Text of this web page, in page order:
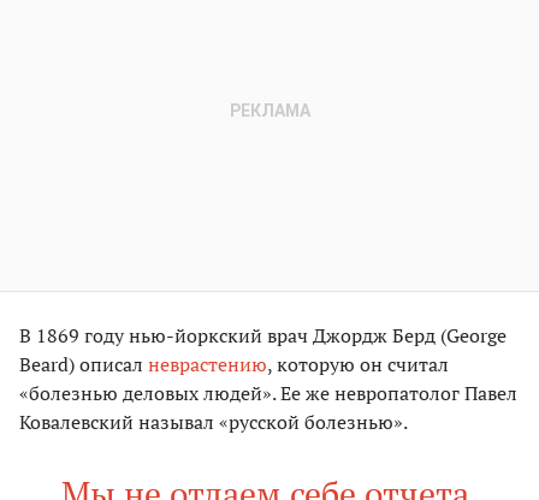
В 1869 году нью-йоркский врач Джордж Берд (George
Beard) описал неврастению, которую он считал
«болезнью деловых людей». Ее же невропатолог Павел
Ковалевский называл «русской болезнью».